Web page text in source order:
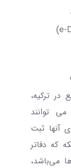
e-
)
در ترکیه،
توانند
آنها ثبت
که دفاتر
می‌باشد،